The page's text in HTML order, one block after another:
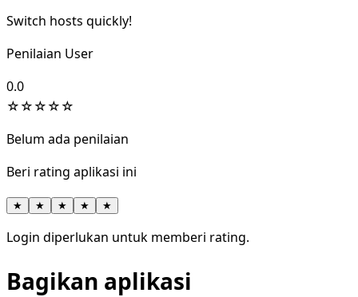
Switch hosts quickly!
Penilaian User
0.0
☆☆☆☆☆
Belum ada penilaian
Beri rating aplikasi ini
★ ★ ★ ★ ★
Login diperlukan untuk memberi rating.
Bagikan aplikasi